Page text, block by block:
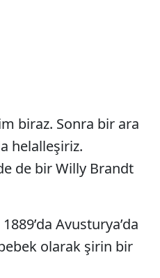
biraz. Sonra bir ara
helalleşiriz.
de bir Willy Brandt
Avusturya’da
olarak şirin bir